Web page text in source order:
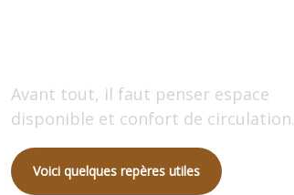
Avant tout, il faut penser espace
disponible et confort de circulation.
Voici quelques repères utiles